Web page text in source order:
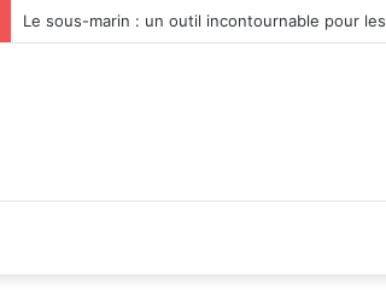
Le marché du véhicule d’occasion en plein essor